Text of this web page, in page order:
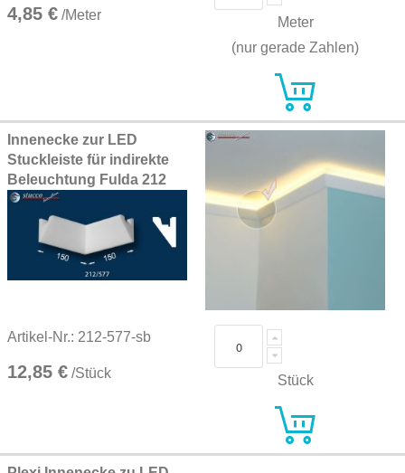
4,85 € /Meter
Meter
(nur gerade Zahlen)
Innenecke zur LED
Stuckleiste für indirekte
Beleuchtung Fulda 212
Artikel-Nr.: 212-577-sb
12,85 € /Stück Stück